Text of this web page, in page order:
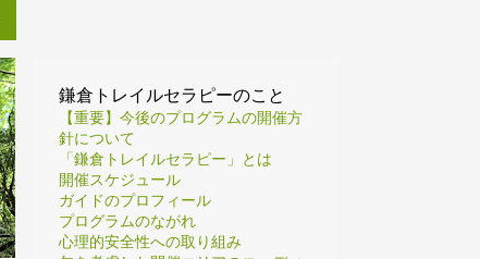
鎌倉トレイルセラピーのこと
【重要】今後のプログラムの開催方
針について
「鎌倉トレイルセラピー」とは
開催スケジュール
ガイドのプロフィール
プログラムのながれ
心理的安全性への取り組み